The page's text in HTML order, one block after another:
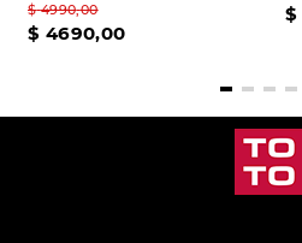
$ 4990,00
$ 4690,00
$